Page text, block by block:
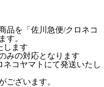
品を「佐川急便/クロネコ
す。
します
みの対応となります
コヤマトにて発送いたし
ざいます。